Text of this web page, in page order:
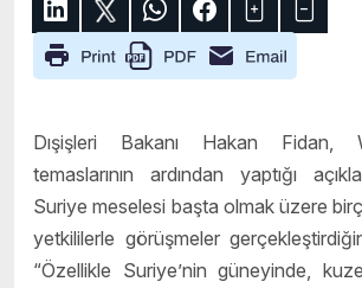
Dışişleri Bakanı Hakan Fidan,
temaslarının ardından yaptığı
Suriye meselesi başta olmak üzere
yetkililerle görüşmeler
“Özellikle Suriye’nin güneyinde,